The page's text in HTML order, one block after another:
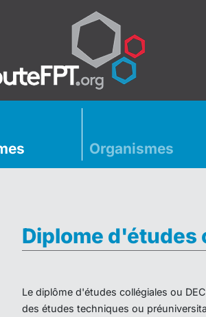
Organismes
Diplome d'études
Le diplôme d'études collégiales ou
des études techniques ou